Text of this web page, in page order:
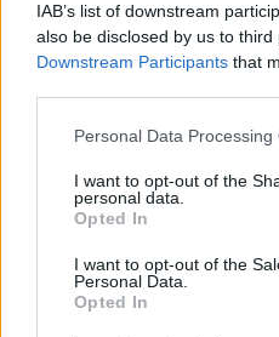
IAB’s list of downstream
also be disclosed by us to third
Downstream Participants that
Personal Data Processing
I want to opt-out of the
personal data.
Opted In
I want to opt-out of the
Personal Data.
Opted In
Anjuli:Ma perchè voi del
sempre la roba....uno poi
anche quelle poche
Spanki: EbbeneSi
Avevo fatto un paio di
5 Luglio 2025 alle ore 13:35